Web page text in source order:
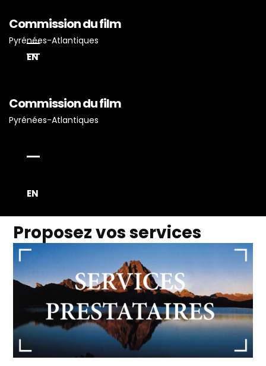
Commission du film
Pyrénées-Atlantiques
EN
Commission du film
Pyrénées-Atlantiques
EN
Proposez Vos Services
Vous Avez Un Projet De
Tournage ?
Proposez vos services